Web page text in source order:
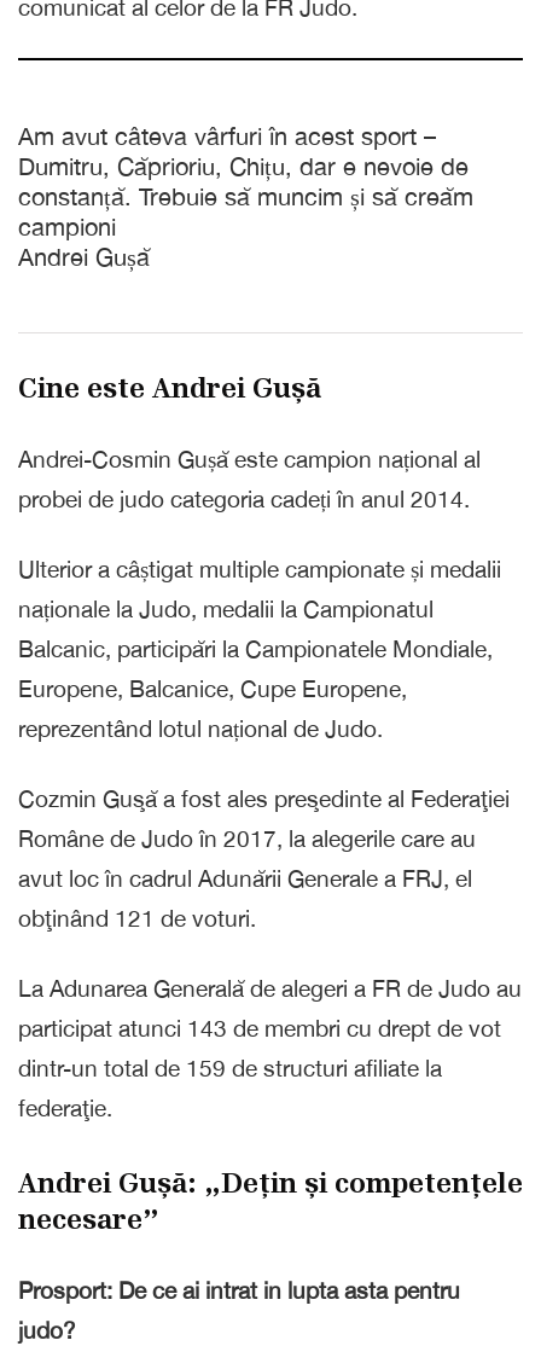
comunicat al celor de la FR Judo.
Am avut câteva vârfuri în acest sport –
Dumitru, Căprioriu, Chițu, dar e nevoie de
constanță. Trebuie să muncim și să creăm
campioni
Andrei Gușă
Cine este Andrei Gușă
Andrei-Cosmin Gușă este campion național al
probei de judo categoria cadeți în anul 2014.
Ulterior a câștigat multiple campionate și medalii
naționale la Judo, medalii la Campionatul
Balcanic, participări la Campionatele Mondiale,
Europene, Balcanice, Cupe Europene,
reprezentând lotul național de Judo.
Cozmin Guşă a fost ales preşedinte al Federaţiei
Române de Judo în 2017, la alegerile care au
avut loc în cadrul Adunării Generale a FRJ, el
obţinând 121 de voturi.
La Adunarea Generală de alegeri a FR de Judo au
participat atunci 143 de membri cu drept de vot
dintr-un total de 159 de structuri afiliate la
federaţie.
Andrei Gușă: „Dețin și competențele
necesare”
Prosport: De ce ai intrat in lupta asta pentru
judo?